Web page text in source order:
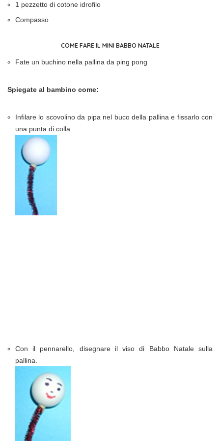
1 pezzetto di cotone idrofilo
Compasso
COME FARE IL MINI BABBO NATALE
Fate un buchino nella pallina da ping pong
Spiegate al bambino come:
Infilare lo scovolino da pipa nel buco della pallina e fissarlo con
una punta di colla.
Con il pennarello, disegnare il viso di Babbo Natale sulla
pallina.